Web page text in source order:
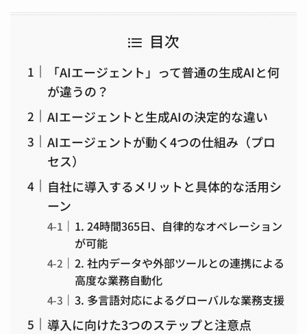
目次
「AIエージェント」って普通の生成AIと何
が違うの？
AIエージェントと生成AIの決定的な違い
AIエージェントが動く4つの仕組み（プロ
セス）
自社に導入するメリットと具体的な活用シ
ーン
1. 24時間365日、自律的なオペレーション
が可能
2. 社内データや外部ツールとの連携による
高度な業務自動化
3. 多言語対応によるグローバルな業務支援
導入に向けた3つのステップと注意点